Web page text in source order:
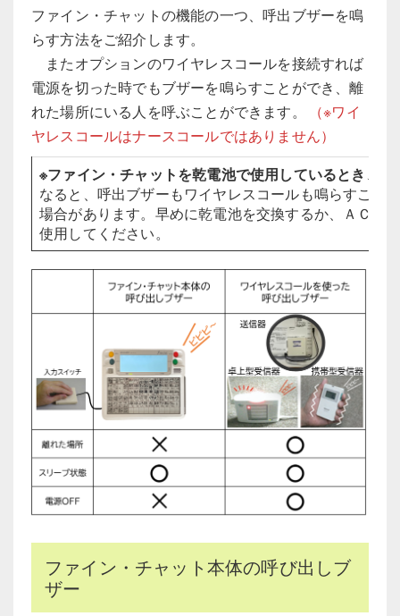
ファイン・チャットの機能の一つ、呼出ブザーを鳴
らす方法をご紹介します。
またオプションのワイヤレスコールを接続すれば
電源を切った時でもブザーを鳴らすことができ、離
れた場所にいる人を呼ぶことができます。
（※ワイ
ヤレスコールはナースコールではありません）
※ファイン・チャットを乾電池で使用しているとき 、
なると、呼出ブザーもワイヤレスコールも鳴らすこと
場合があります。早めに乾電池を交換するか、ＡＣア
使用してください。
ファイン・チャット本体の呼び出しブ
ザー